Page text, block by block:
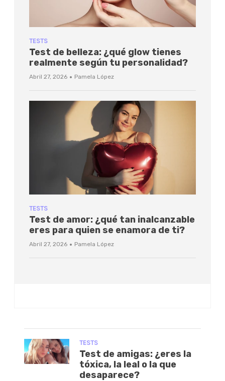
TESTS
Test de belleza: ¿qué glow tienes
realmente según tu personalidad?
Abril 27, 2026 · Pamela López
TESTS
Test de amor: ¿qué tan inalcanzable
eres para quien se enamora de ti?
Abril 27, 2026 · Pamela López
TESTS
Test de amigas: ¿eres la
tóxica, la leal o la que
desaparece?